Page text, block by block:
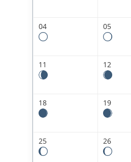
04 05
11 12
18 19
25 26